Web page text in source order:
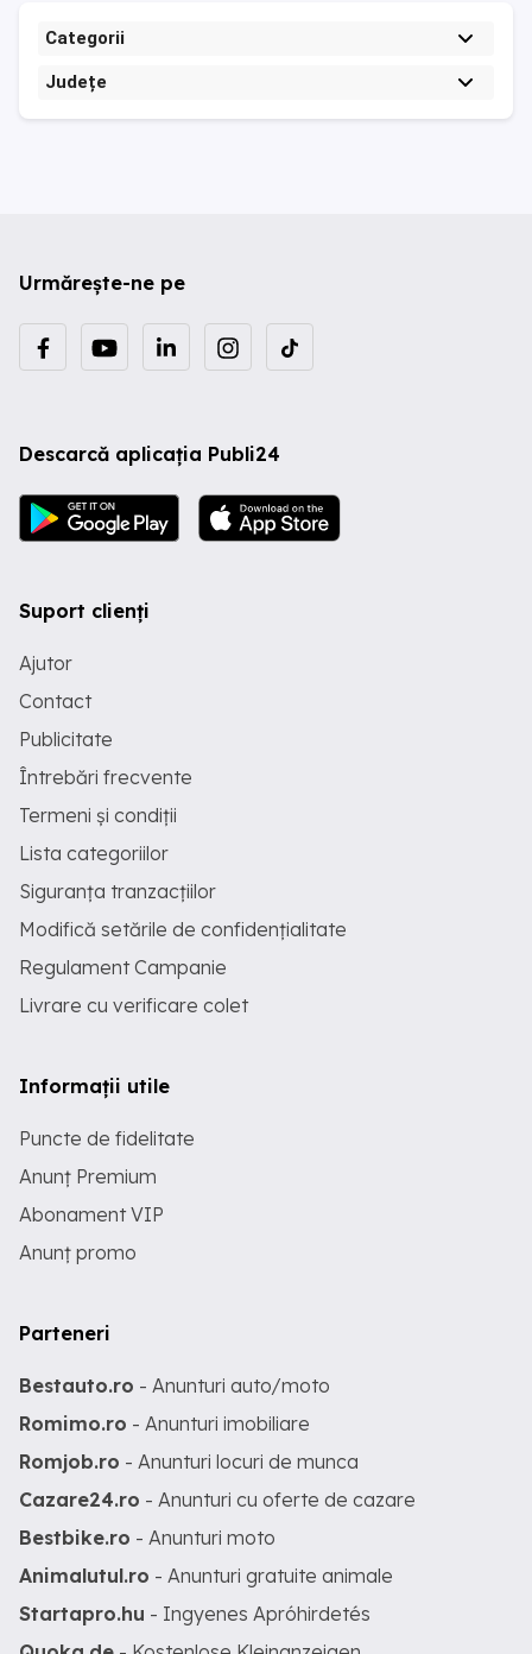
Categorii
Județe
Urmărește-ne pe
Descarcă aplicația Publi24
Suport clienți
Ajutor
Contact
Publicitate
Întrebări frecvente
Termeni și condiții
Lista categoriilor
Siguranța tranzacțiilor
Modifică setările de confidențialitate
Regulament Campanie
Livrare cu verificare colet
Informații utile
Puncte de fidelitate
Anunț Premium
Abonament VIP
Anunț promo
Parteneri
Bestauto.ro - Anunturi auto/moto
Romimo.ro - Anunturi imobiliare
Romjob.ro - Anunturi locuri de munca
Cazare24.ro - Anunturi cu oferte de cazare
Bestbike.ro - Anunturi moto
Animalutul.ro - Anunturi gratuite animale
Startapro.hu - Ingyenes Apróhirdetés